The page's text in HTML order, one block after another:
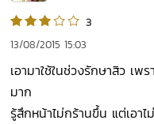
3
13/08/2015 15:03
เอามาใช้ในช่วงรักษาสิว เพ
มาก
รู้สึกหน้าไม่กร้านขึ้น แต่เอาไ